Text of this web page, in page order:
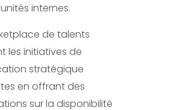
internes.
de talents
les initiatives de
stratégique
en offrant des
sur la disponibilité